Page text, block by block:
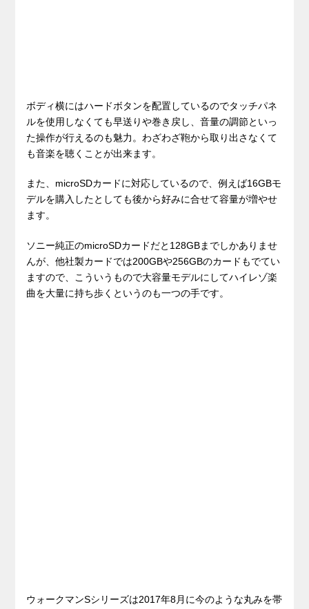
ボディ横にはハードボタンを配置しているのでタッチパネ
ルを使用しなくても早送りや巻き戻し、音量の調節といっ
た操作が行えるのも魅力。わざわざ鞄から取り出さなくて
も音楽を聴くことが出来ます。
また、microSDカードに対応しているので、例えば16GBモ
デルを購入したとしても後から好みに合せて容量が増やせ
ます。
ソニー純正のmicroSDカードだと128GBまでしかありませ
んが、他社製カードでは200GBや256GBのカードもでてい
ますので、こういうもので大容量モデルにしてハイレゾ楽
曲を大量に持ち歩くというのも一つの手です。
ウォークマンSシリーズは2017年8月に今のような丸みを帯